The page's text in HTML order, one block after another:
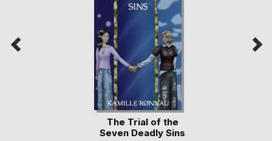
The Trial of the
Seven Deadly Sins